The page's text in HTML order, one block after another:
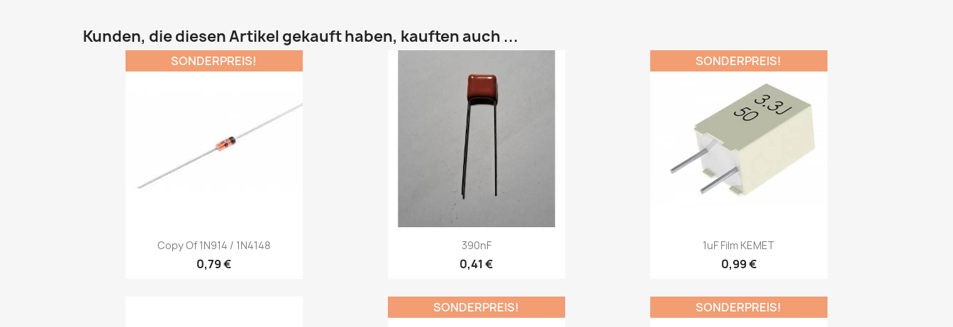
Kunden, die diesen Artikel gekauft haben, kauften auch ...
Copy Of 1N914 / 1N4148
0,79 €
SONDERPREIS!
Vorschau 390nF
0,41 €
Vorschau 1uF Film KEMET
0,99 €
SONDERPREIS!
Vorschau
SONDERPREIS! SONDERPREIS!